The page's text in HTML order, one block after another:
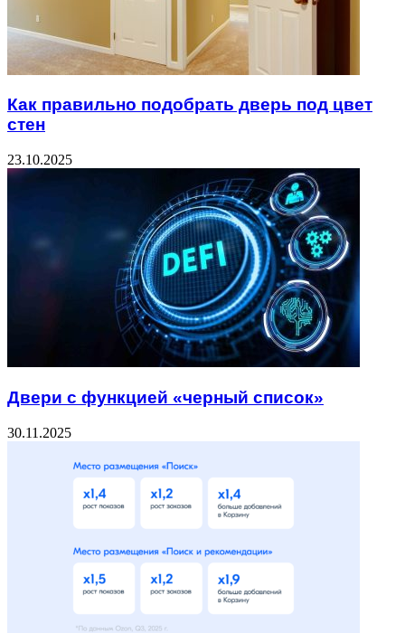
Как правильно подобрать дверь под цвет
стен
23.10.2025
Двери с функцией «черный список»
30.11.2025